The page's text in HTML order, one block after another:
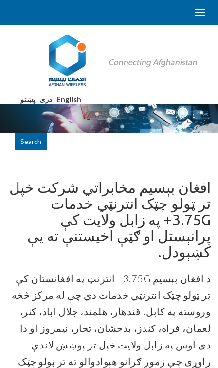
English دری پښتو
Search
افغان بېسیم مخابراتي شرکت خپل
تر ټولو چټک انترنټي خدمات
3.75G+ په زابل ولایت کې
پرانېستل او ګټې اخیستنې ته یې
کښېودل.
د افغان بېسیم 3.75G+ انترنټ په افغانستان کې
تر ټولو چټک انترنټي خدمات دي چې له مرکز څخه
وروسته په کابل، قندهار، هلمند، جلال آباد، کنر،
لغمان، فراه، کندز، بدخشان، تخار، نیمروز او دا
دی اوس په زابل ولایت خپل تر پوښښ لاندې
راوړی چې زموږ ګرانو هېوادوالو ته تر ټولو چټک